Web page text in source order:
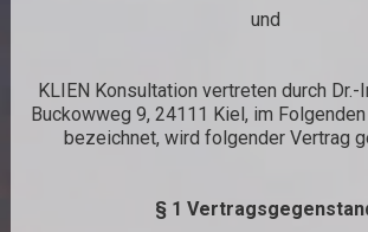
und
KLIEN Konsultation vertreten durch Dr.-
Buckowweg 9, 24111 Kiel, im
bezeichnet, wird folgender Vertrag
§ 1